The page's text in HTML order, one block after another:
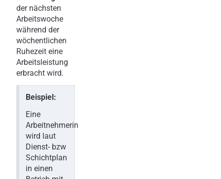
der nächsten
Arbeitswoche
während der
wöchentlichen
Ruhezeit eine
Arbeitsleistung
erbracht wird.
Beispiel:
Eine
Arbeitnehmerin
wird laut
Dienst- bzw
Schichtplan
in einen